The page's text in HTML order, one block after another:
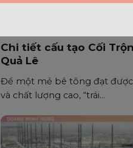
Chi tiết cấu tạo Cối
Quả Lê
Để một mẻ bê tông đạt
và chất lượng cao, “trái...